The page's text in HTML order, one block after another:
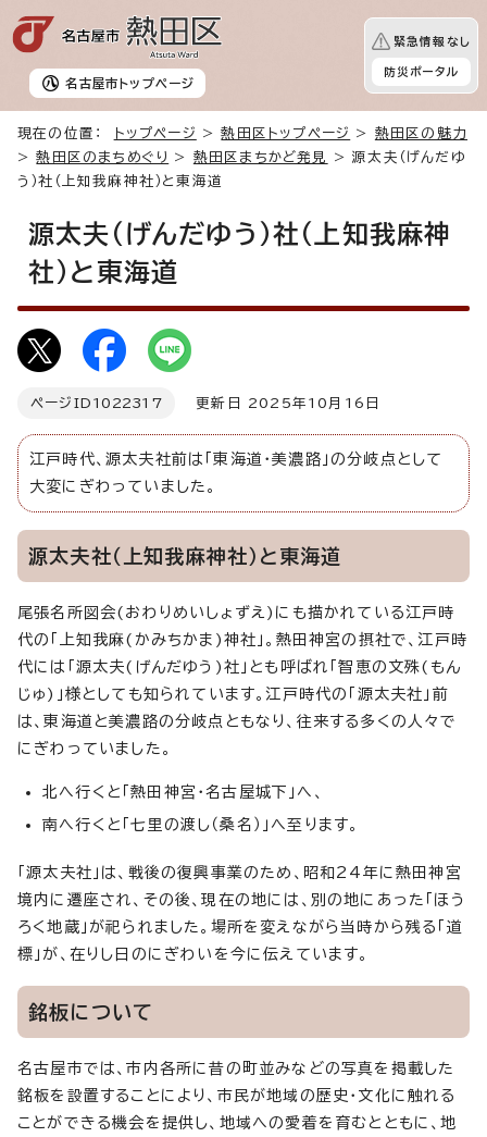
名古屋市 トップページ
緊急情報なし
防災ポータル
現在の位置： トップページ >熱田区トップページ > 熱田区の魅力
>熱田区のまちめぐり > 熱田区まちかど発見
> 源太夫（げんだゆ
う）社（上知我麻神社）と東海道
源太夫（げんだゆう）社（上知我麻神
社）と東海道
ページID 1022317 更新日 2025年10月16日
江戸時代、源太夫社前は「東海道・美濃路」の分岐点として
大変にぎわっていました。
源太夫社（上知我麻神社）と東海道
尾張名所図会(おわりめいしょずえ)にも描かれている江戸時
代の「上知我麻(かみちかま)神社」。熱田神宮の摂社で、江戸時
代には「源太夫(げんだゆう)社」とも呼ばれ「智恵の文殊(もん
じゅ)」様としても知られています。江戸時代の「源太夫社」前
は、東海道と美濃路の分岐点ともなり、往来する多くの人々で
にぎわっていました。
北へ行くと「熱田神宮・名古屋城下」へ、
南へ行くと「七里の渡し（桑名）」へ至ります。
「源太夫社」は、戦後の復興事業のため、昭和24年に熱田神宮
境内に遷座され、その後、現在の地には、別の地にあった「ほう
ろく地蔵」が祀られました。場所を変えながら当時から残る「道
標」が、在りし日のにぎわいを今に伝えています。
銘板について
名古屋市では、市内各所に昔の町並みなどの写真を掲載した
銘板を設置することにより、市民が地域の歴史・文化に触れる
ことができる機会を提供し、地域への愛着を育むとともに、地